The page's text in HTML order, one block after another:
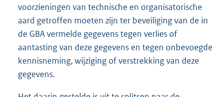
voorzieningen van technische en organisatorische
aard getroffen moeten zijn ter beveiliging van de in
de GBA vermelde gegevens tegen verlies of
aantasting van deze gegevens en tegen onbevoegde
kennisneming, wijziging of verstrekking van deze
gegevens.